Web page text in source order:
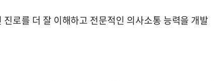
로를 더 잘 이해하고 전문적인 의사소통 능력을 개발